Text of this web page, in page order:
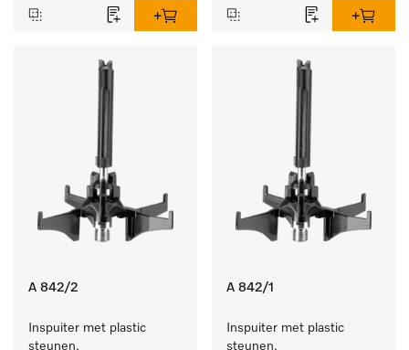
A 842/2
Inspuiter met plastic
steunen,
A 842/1
Inspuiter met plastic
steunen,